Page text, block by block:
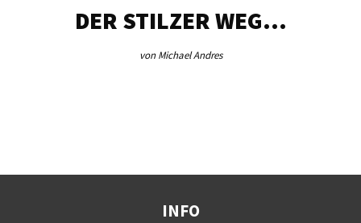
DER STILZER WEG…
von Michael Andres
INFO